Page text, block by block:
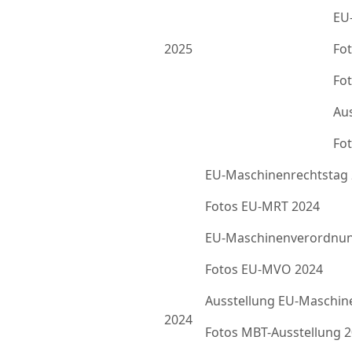
2025
2024
EU-Maschinenrechtstag
Fotos EU-MRT 2024
EU-
Fotos EU-MVO 2024
Ausstellung EU-
Fotos MBT-Ausstellung